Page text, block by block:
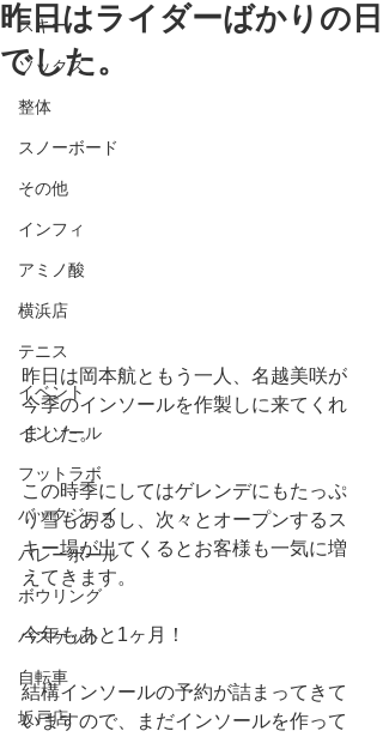
スキー
ソックス
整体
スノーボード
その他
インフィ
アミノ酸
横浜店
テニス
イベント
インソール
フットラボ
バックジョイ
バレーボール
ボウリング
バスケット
自転車
坂戸店
昨日はライダーばかりの日
でした。
昨日は岡本航ともう一人、名越美咲が
今季のインソールを作製しに来てくれ
ました。
この時季にしてはゲレンデにもたっぷ
り雪もあるし、次々とオープンするス
キー場が出てくるとお客様も一気に増
えてきます。
今年もあと1ヶ月！
結構インソールの予約が詰まってきて
いますので、まだインソールを作って